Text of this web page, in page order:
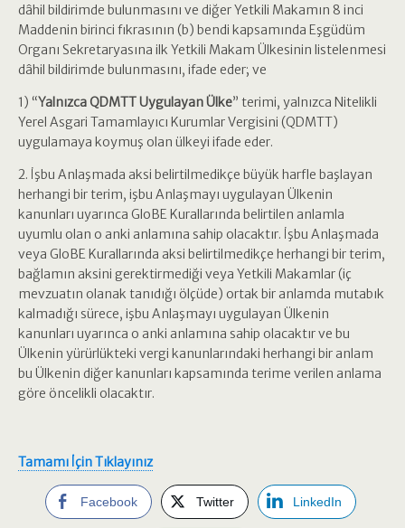
dâhil bildirimde bulunmasını ve diğer Yetkili Makamın 8 inci
Maddenin birinci fıkrasının (b) bendi kapsamında Eşgüdüm
Organı Sekretaryasına ilk Yetkili Makam Ülkesinin listelenmesi
dâhil bildirimde bulunmasını, ifade eder; ve
1) “Yalnızca QDMTT Uygulayan Ülke” terimi, yalnızca Nitelikli
Yerel Asgari Tamamlayıcı Kurumlar Vergisini (QDMTT)
uygulamaya koymuş olan ülkeyi ifade eder.
2. İşbu Anlaşmada aksi belirtilmedikçe büyük harfle başlayan
herhangi bir terim, işbu Anlaşmayı uygulayan Ülkenin
kanunları uyarınca GloBE Kurallarında belirtilen anlamla
uyumlu olan o anki anlamına sahip olacaktır. İşbu Anlaşmada
veya GloBE Kurallarında aksi belirtilmedikçe herhangi bir terim,
bağlamın aksini gerektirmediği veya Yetkili Makamlar (iç
mevzuatın olanak tanıdığı ölçüde) ortak bir anlamda mutabık
kalmadığı sürece, işbu Anlaşmayı uygulayan Ülkenin
kanunları uyarınca o anki anlamına sahip olacaktır ve bu
Ülkenin yürürlükteki vergi kanunlarındaki herhangi bir anlam
bu Ülkenin diğer kanunları kapsamında terime verilen anlama
göre öncelikli olacaktır.
Tamamı İçin Tıklayınız
Facebook Twitter LinkedIn